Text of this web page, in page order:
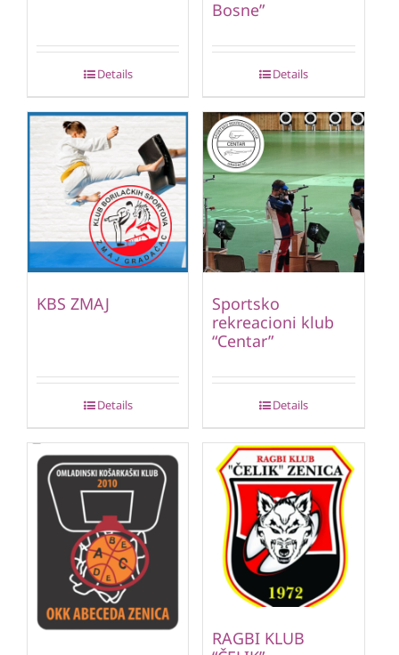
Details
Bosne”
Details
KBS ZMAJ
Details
Sportsko
rekreacioni klub
“Centar”
Details
RAGBI KLUB